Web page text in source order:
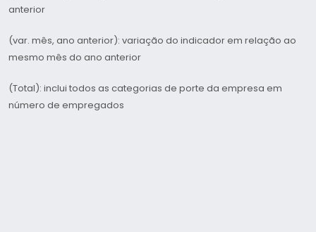
anterior
(var. mês, ano anterior): variação do indicador em relação ao
mesmo mês do ano anterior
(Total): inclui todos as categorias de porte da empresa em
número de empregados